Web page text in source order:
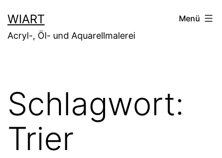
Inhalt
springen
WIART
Acryl-, Öl- und Aquarellmalerei
Menü
Schlagwort:
Trier